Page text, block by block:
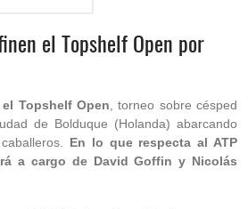
el Topshelf Open por
Topshelf Open , torneo sobre césped
de Bolduque (Holanda) abarcando
En lo que respecta al ATP
a cargo de David Goffin y Nicolás